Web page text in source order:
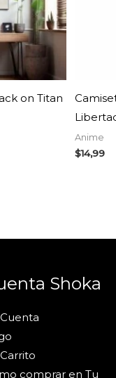
on Titan
Anime
$14,99
Shoka
comprar en Tu